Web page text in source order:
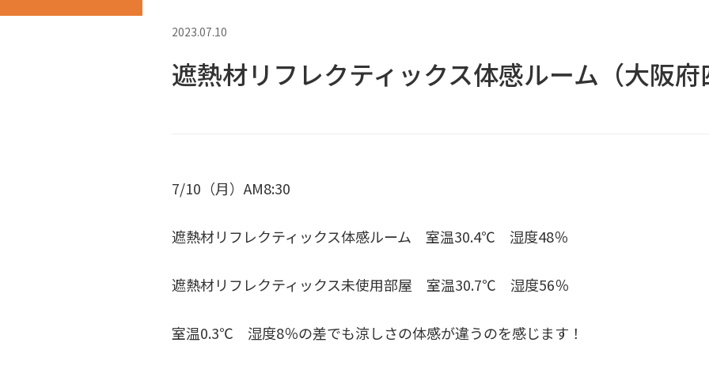
2023.07.10
遮熱材リフレクティックス体感ルーム（大阪府
7/10（月）AM8:30
遮熱材リフレクティックス体感ルーム 室温30.4℃ 湿度48％
遮熱材リフレクティックス未使用部屋 室温30.7℃ 湿度56％
室温0.3℃ 湿度8％の差でも涼しさの体感が違うのを感じます！